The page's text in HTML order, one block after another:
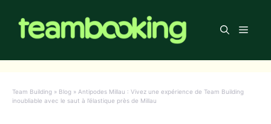
contenu
Menu
Team Building » Blog » Antipodes Millau : Vivez une expérience de Team Building
inoubliable avec le saut à l’élastique près de Millau